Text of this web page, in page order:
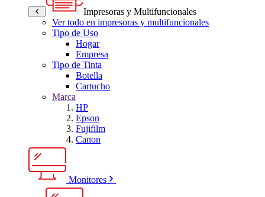
Impresoras y Multifuncionales
Ver todo en impresoras y multifuncionales
Tipo de Uso
Hogar
Empresa
Tipo de Tinta
Botella
Cartucho
Marca
HP
Epson
Fujifilm
Canon
Monitores